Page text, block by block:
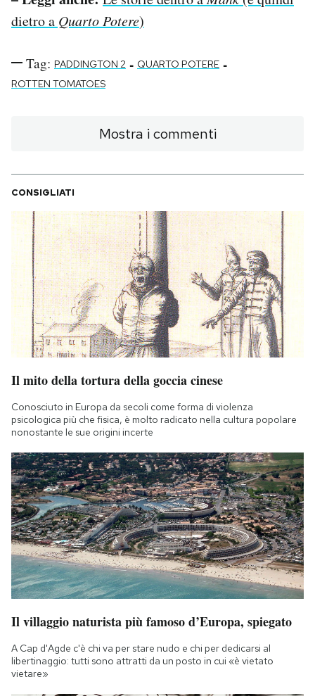
dietro a Quarto Potere)
Tag: PADDINGTON 2 - QUARTO POTERE -
ROTTEN TOMATOES
Mostra i commenti
CONSIGLIATI
Il mito della tortura della goccia cinese
Conosciuto in Europa da secoli come forma di violenza
psicologica più che fisica, è molto radicato nella cultura popolare
nonostante le sue origini incerte
Il villaggio naturista più famoso d’Europa, spiegato
A Cap d'Agde c'è chi va per stare nudo e chi per dedicarsi al
libertinaggio: tutti sono attratti da un posto in cui «è vietato
vietare»